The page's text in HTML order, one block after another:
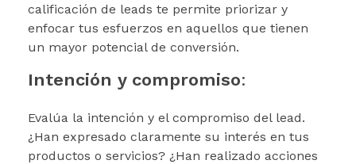
calificación de leads te permite priorizar y
enfocar tus esfuerzos en aquellos que tienen
un mayor potencial de conversión.
Intención y compromiso:
Evalúa la intención y el compromiso del lead.
¿Han expresado claramente su interés en tus
productos o servicios? ¿Han realizado acciones